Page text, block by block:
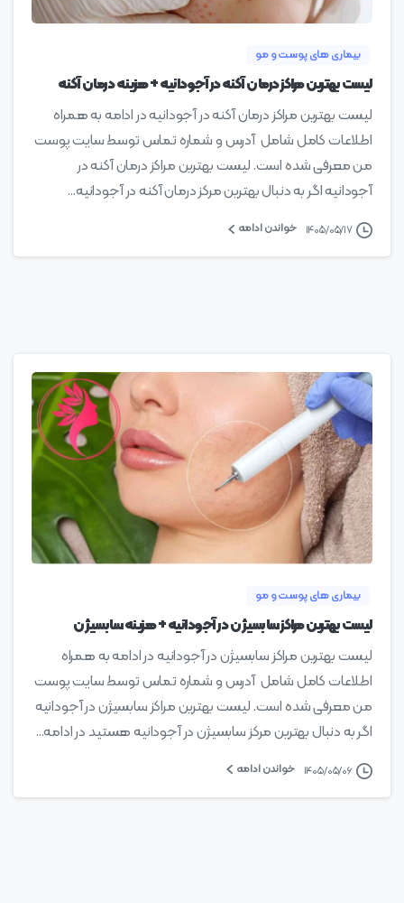
بیماری های پوست و مو
لیست بهترین مراکز درمان آکنه در آجودانیه + هزینه درمان آکنه
لیست بهترین مراکز درمان آکنه در آجودانیه در ادامه به همراه
اطلاعات کامل شامل آدرس و شماره تماس توسط سایت پوست
من معرفی شده است. لیست بهترین مراکز درمان آکنه در
آجودانیه اگر به دنبال بهترین مرکز درمان آکنه در آجودانیه...
۱۴۰۵/۰۵/۱۷ خواندن ادامه
0
بیماری های پوست و مو
لیست بهترین مراکز سابسیژن در آجودانیه + هزینه سابسیژن
لیست بهترین مراکز سابسیژن در آجودانیه در ادامه به همراه
اطلاعات کامل شامل آدرس و شماره تماس توسط سایت پوست
من معرفی شده است. لیست بهترین مراکز سابسیژن در آجودانیه
اگر به دنبال بهترین مرکز سابسیژن در آجودانیه هستید در ادامه...
۱۴۰۵/۰۵/۰۶ خواندن ادامه